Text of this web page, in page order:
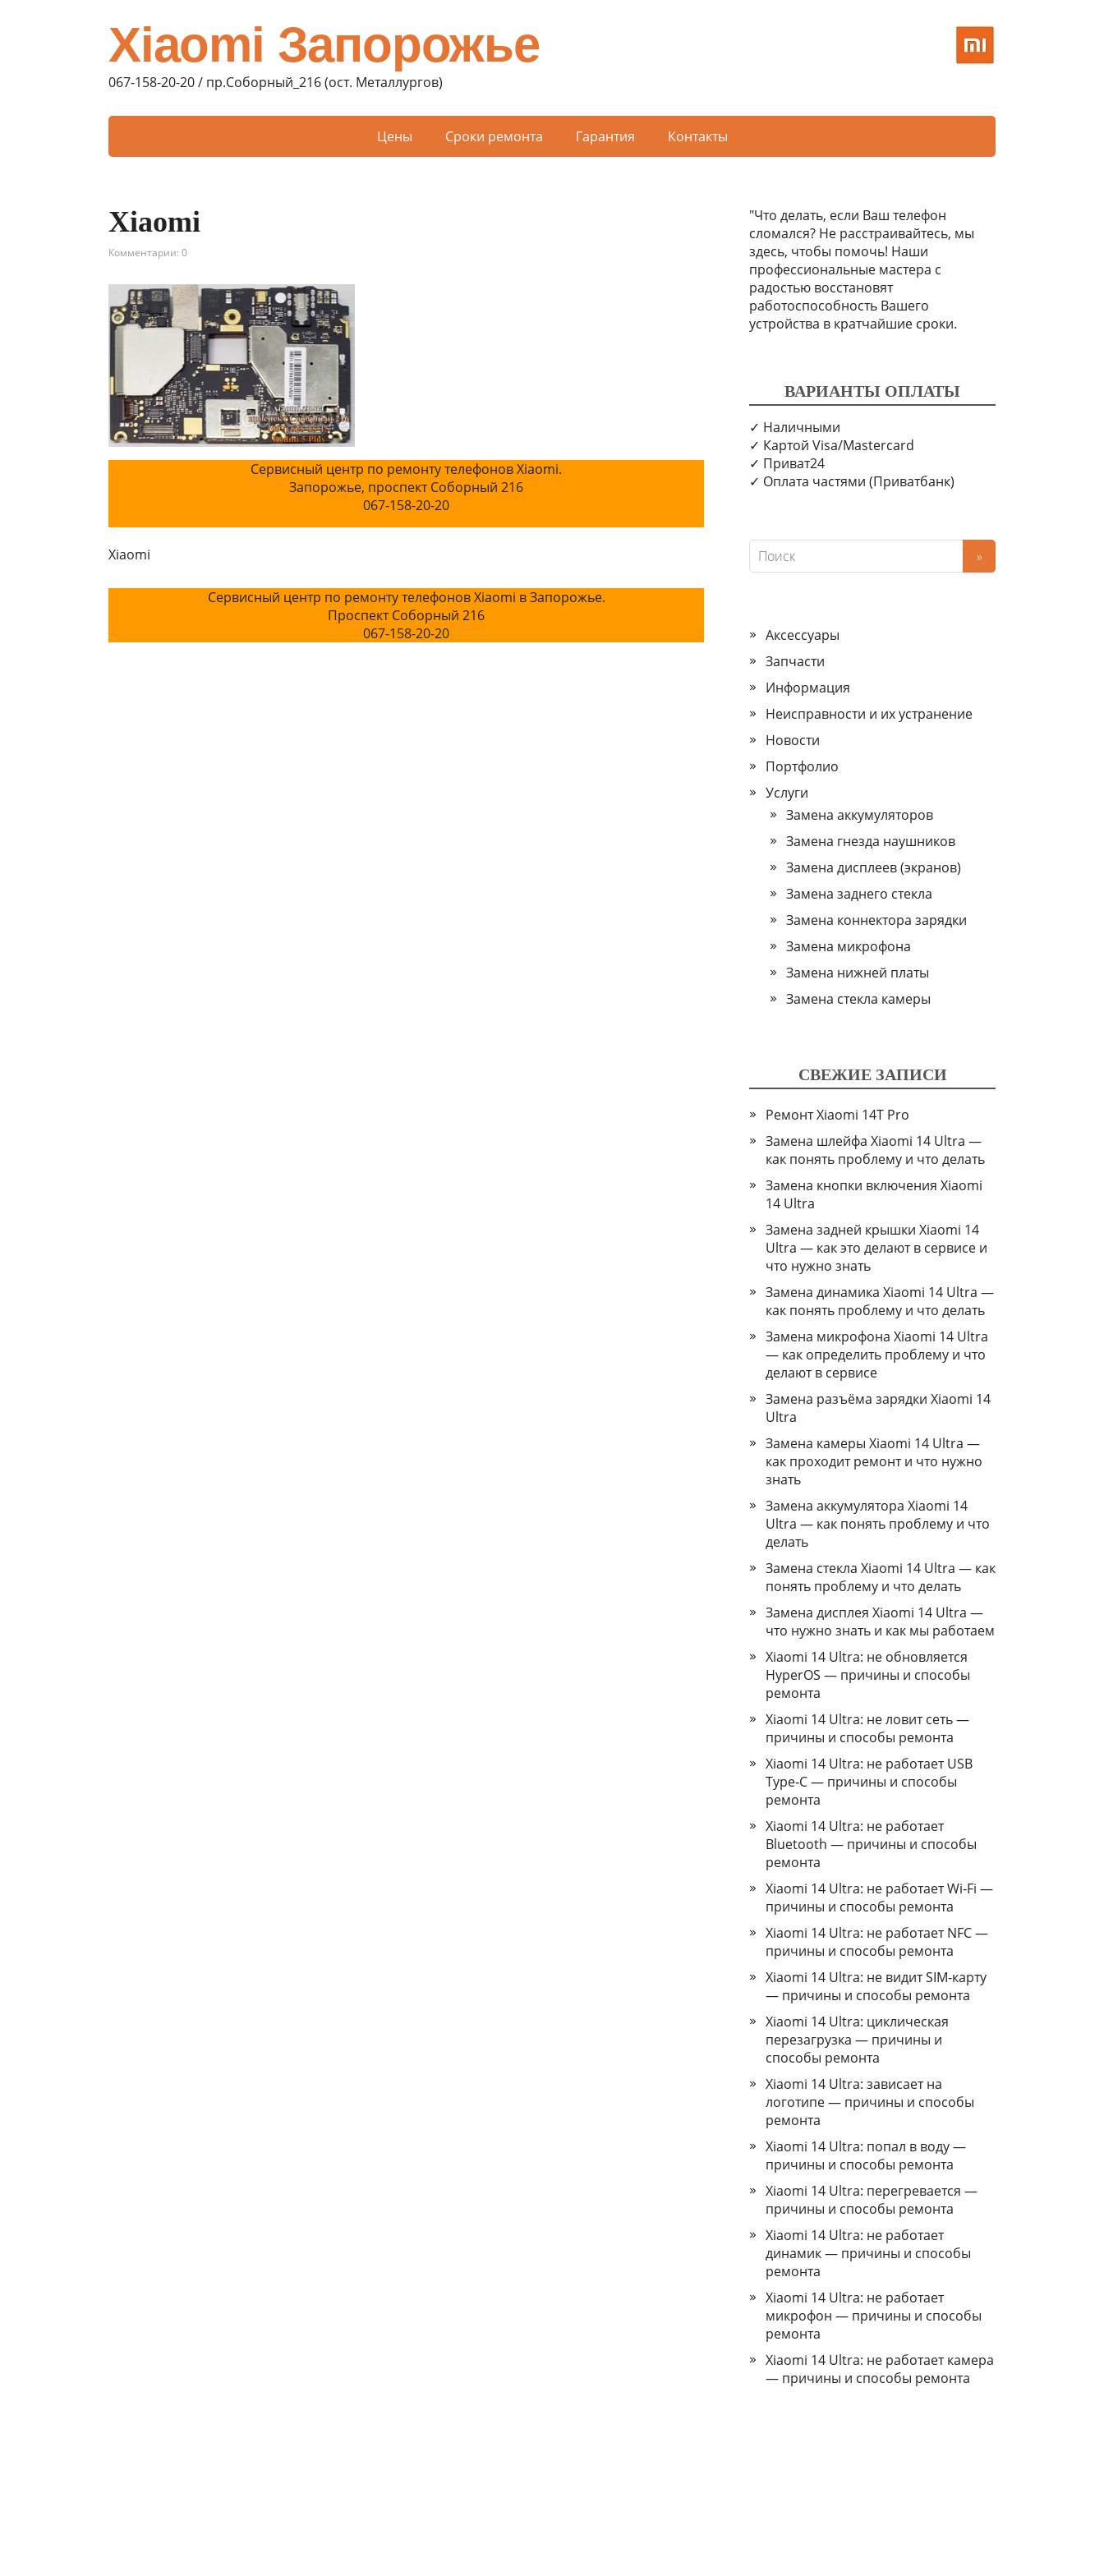
Xiaomi Запорожье
067-158-20-20 / пр.Соборный_216 (ост. Металлургов)
Цены Сроки ремонта Гарантия Контакты
Xiaomi
Комментарии: 0
Сервисный центр по ремонту телефонов Xiaomi.
Запорожье, проспект Соборный 216
067-158-20-20
Xiaomi
Сервисный центр по ремонту телефонов Xiaomi в Запорожье.
Проспект Соборный 216
067-158-20-20
"Что делать, если Ваш телефон
сломался? Не расстраивайтесь, мы
здесь, чтобы помочь! Наши
профессиональные мастера с
радостью восстановят
работоспособность Вашего
устройства в кратчайшие сроки.
ВАРИАНТЫ ОПЛАТЫ
✓ Наличными
✓ Картой Visa/Mastercard
✓ Приват24
✓ Оплата частями (Приватбанк)
Аксессуары
Запчасти
Информация
Неисправности и их устранение
Новости
Портфолио
Услуги
Замена аккумуляторов
Замена гнезда наушников
Замена дисплеев (экранов)
Замена заднего стекла
Замена коннектора зарядки
Замена микрофона
Замена нижней платы
Замена стекла камеры
СВЕЖИЕ ЗАПИСИ
Ремонт Xiaomi 14T Pro
Замена шлейфа Xiaomi 14 Ultra —
как понять проблему и что делать
Замена кнопки включения Xiaomi
14 Ultra
Замена задней крышки Xiaomi 14
Ultra — как это делают в сервисе и
что нужно знать
Замена динамика Xiaomi 14 Ultra —
как понять проблему и что делать
Замена микрофона Xiaomi 14 Ultra
— как определить проблему и что
делают в сервисе
Замена разъёма зарядки Xiaomi 14
Ultra
Замена камеры Xiaomi 14 Ultra —
как проходит ремонт и что нужно
знать
Замена аккумулятора Xiaomi 14
Ultra — как понять проблему и что
делать
Замена стекла Xiaomi 14 Ultra — как
понять проблему и что делать
Замена дисплея Xiaomi 14 Ultra —
что нужно знать и как мы работаем
Xiaomi 14 Ultra: не обновляется
HyperOS — причины и способы
ремонта
Xiaomi 14 Ultra: не ловит сеть —
причины и способы ремонта
Xiaomi 14 Ultra: не работает USB
Type‑C — причины и способы
ремонта
Xiaomi 14 Ultra: не работает
Bluetooth — причины и способы
ремонта
Xiaomi 14 Ultra: не работает Wi‑Fi —
причины и способы ремонта
Xiaomi 14 Ultra: не работает NFC —
причины и способы ремонта
Xiaomi 14 Ultra: не видит SIM‑карту
— причины и способы ремонта
Xiaomi 14 Ultra: циклическая
перезагрузка — причины и
способы ремонта
Xiaomi 14 Ultra: зависает на
логотипе — причины и способы
ремонта
Xiaomi 14 Ultra: попал в воду —
причины и способы ремонта
Xiaomi 14 Ultra: перегревается —
причины и способы ремонта
Xiaomi 14 Ultra: не работает
динамик — причины и способы
ремонта
Xiaomi 14 Ultra: не работает
микрофон — причины и способы
ремонта
Xiaomi 14 Ultra: не работает камера
— причины и способы ремонта